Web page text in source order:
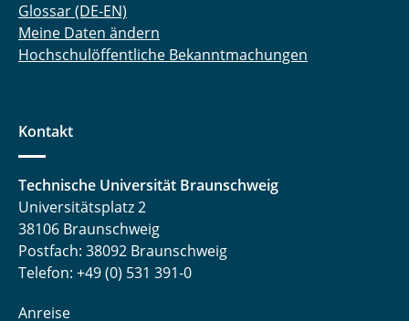
Glossar (DE-EN)
Meine Daten ändern
Hochschulöffentliche Bekanntmachungen
Kontakt
Technische Universität Braunschweig
Universitätsplatz 2
38106 Braunschweig
Postfach: 38092 Braunschweig
Telefon: +49 (0) 531 391-0
Anreise